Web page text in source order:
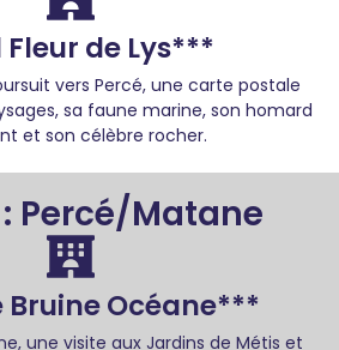
Fleur de Lys***
vers Percé, une carte postale
sa faune marine, son homard
et son célèbre rocher.
: Percé/Matane
Bruine Océane***
une visite aux Jardins de Métis et